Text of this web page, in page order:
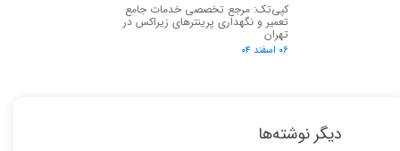
کپی‌تک: مرجع تخصصی خدمات جامع
تعمیر و نگهداری پرینترهای زیراکس در
تهران
۰۶ اسفند ۰۴
دیگر نوشته‌ها